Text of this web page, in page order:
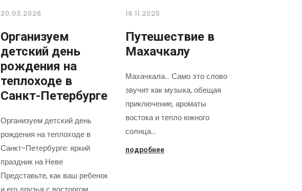
20.03.2026
Организуем
детский день
рождения на
теплоходе в
Санкт-Петербурге
Организуем детский день
рождения на теплоходе в
Санкт-Петербурге: яркий
праздник на Неве
Представьте, как ваш ребенок
19.11.2025
Путешествие в
Махачкалу
Махачкала... Само это слово
звучит как музыка, обещая
приключение, ароматы
востока и тепло южного
солнца…
подробнее